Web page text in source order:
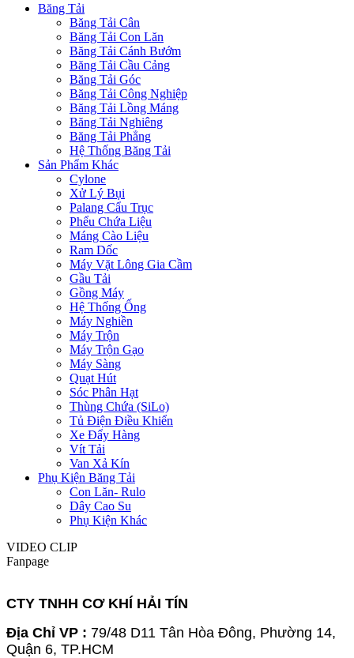
Băng Tải
Băng Tải Cân
Băng Tải Con Lăn
Băng Tải Cánh Bướm
Băng Tải Cầu Cảng
Băng Tải Góc
Băng Tải Công Nghiệp
Băng Tải Lồng Máng
Băng Tải Nghiêng
Băng Tải Phẳng
Hệ Thống Băng Tải
Sản Phẩm Khác
Cylone
Xử Lý Bụi
Palang Cẩu Trục
Phểu Chứa Liệu
Máng Cào Liệu
Ram Dốc
Máy Vặt Lông Gia Cầm
Gầu Tải
Gồng Máy
Hệ Thống Ống
Máy Nghiền
Máy Trộn
Máy Trộn Gạo
Máy Sàng
Quạt Hút
Sóc Phân Hạt
Thùng Chứa (SiLo)
Tủ Điện Điều Khiển
Xe Đẩy Hàng
Vít Tải
Van Xả Kín
Phụ Kiện Băng Tải
Con Lăn- Rulo
Dây Cao Su
Phụ Kiện Khác
VIDEO CLIP
Fanpage
CTY TNHH CƠ KHÍ HẢI TÍN
Địa Chỉ VP : 79/48 D11 Tân Hòa Đông, Phường 14,
Quận 6, TP.HCM